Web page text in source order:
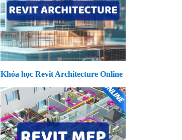
Khóa học Revit Architecture Online